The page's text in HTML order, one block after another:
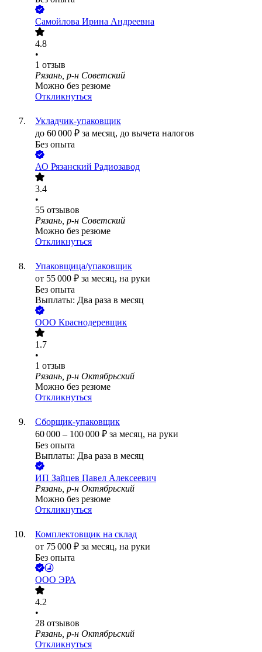
Самойлова Ирина Андреевна
4.8
•
1 отзыв
Рязань, р-н Советский
Можно без резюме
Откликнуться
Укладчик-упаковщик
до 60 000 ₽ за месяц, до вычета налогов
Без опыта
АО Рязанский Радиозавод
3.4
•
55 отзывов
Рязань, р-н Советский
Можно без резюме
Откликнуться
Упаковщица/упаковщик
от 55 000 ₽ за месяц, на руки
Без опыта
Выплаты: Два раза в месяц
ООО Краснодеревщик
1.7
•
1 отзыв
Рязань, р-н Октябрьский
Можно без резюме
Откликнуться
Сборщик-упаковщик
60 000 – 100 000 ₽ за месяц, на руки
Без опыта
Выплаты: Два раза в месяц
ИП Зайцев Павел Алексеевич
Рязань, р-н Октябрьский
Можно без резюме
Откликнуться
Комплектовщик на склад
от 75 000 ₽ за месяц, на руки
Без опыта
ООО ЭРА
4.2
•
28 отзывов
Рязань, р-н Октябрьский
Откликнуться